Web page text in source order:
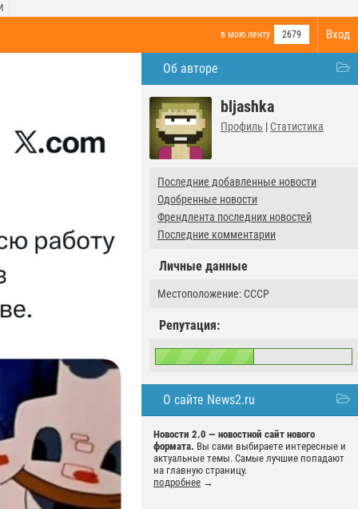
Вход
в мою ленту 2679
Об авторе
bljashka
Профиль | Статистика
Последние добавленные новости
Одобренные новости
Френдлента последних новостей
Последние комментарии
Личные данные
Местоположение: СССР
Репутация:
О сайте News2.ru
Новости 2.0 — новостной сайт нового
формата. Вы сами выбираете интересные и
актуальные темы. Самые лучшие попадают
на главную страницу.
подробнее →